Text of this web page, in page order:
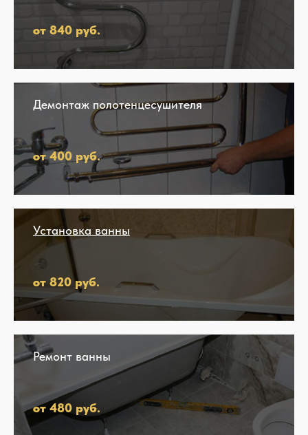
от 840 руб.
Демонтаж полотенцесушителя
от 400 руб.
Установка ванны
от 820 руб.
Ремонт ванны
от 480 руб.